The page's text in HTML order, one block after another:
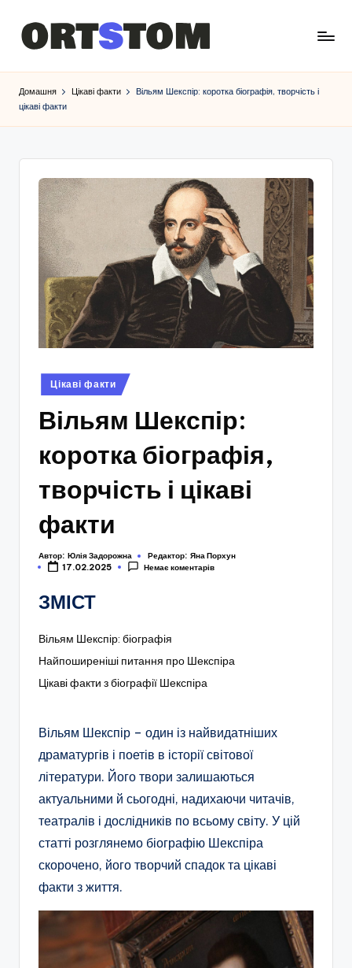
Домашня Цікаві факти
Вільям Шекспір: коротка біографія, творчість і
цікаві факти
Опубліковано
у
Цікаві факти
Вільям Шекспір:
коротка біографія,
творчість і цікаві
факти
Автор: Юлія Задорожна Редактор: Яна Порхун
17.02.2025
Немає коментарів
ЗМІСТ
Вільям Шекспір: біографія
Найпоширеніші питання про Шекспіра
Цікаві факти з біографії Шекспіра
Вільям Шекспір – один із найвидатніших
драматургів і поетів в історії світової
літератури. Його твори залишаються
актуальними й сьогодні, надихаючи читачів,
театралів і дослідників по всьому світу. У цій
статті розглянемо біографію Шекспіра
скорочено, його творчий спадок та цікаві
факти з життя.